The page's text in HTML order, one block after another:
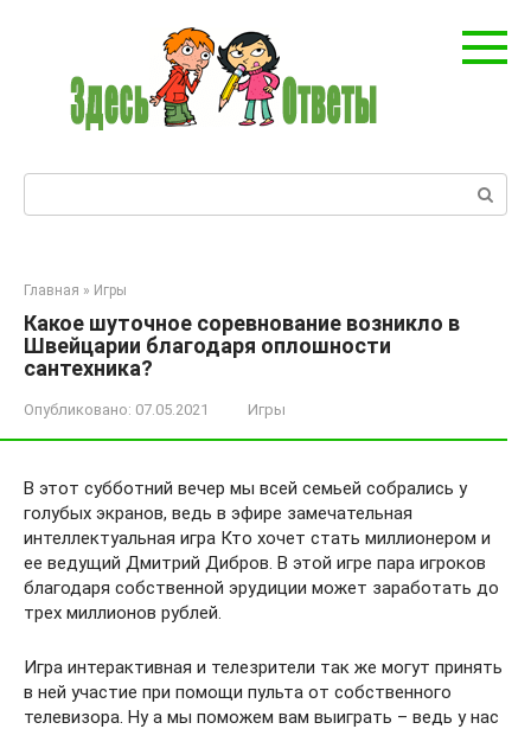
Поиск:
Главная » Игры
Какое шуточное соревнование возникло в
Швейцарии благодаря оплошности
сантехника?
Опубликовано: 07.05.2021 Игры
В этот субботний вечер мы всей семьей собрались у
голубых экранов, ведь в эфире замечательная
интеллектуальная игра Кто хочет стать миллионером и
ее ведущий Дмитрий Дибров. В этой игре пара игроков
благодаря собственной эрудиции может заработать до
трех миллионов рублей.
Игра интерактивная и телезрители так же могут принять
в ней участие при помощи пульта от собственного
телевизора. Ну а мы поможем вам выиграть – ведь у нас